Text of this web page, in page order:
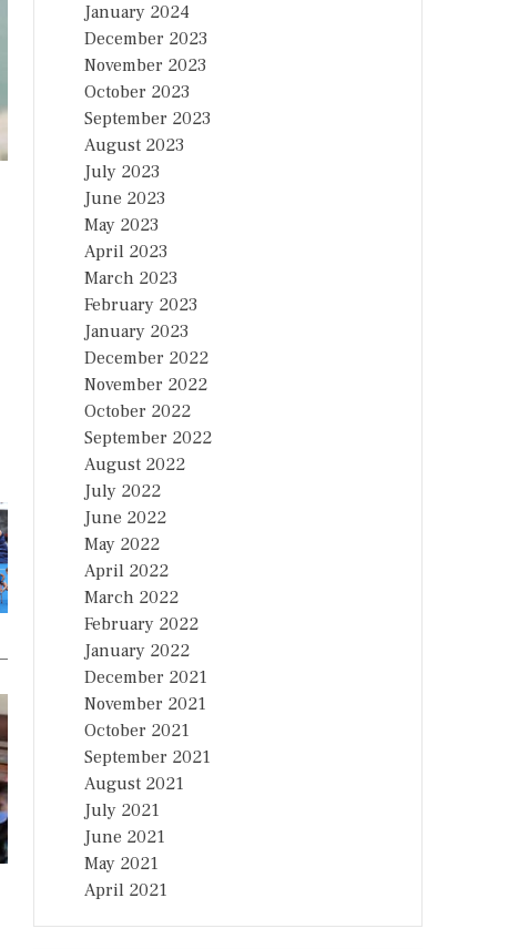
January 2024
December 2023
November 2023
October 2023
September 2023
August 2023
July 2023
June 2023
May 2023
April 2023
March 2023
February 2023
January 2023
December 2022
November 2022
October 2022
September 2022
August 2022
July 2022
June 2022
May 2022
April 2022
March 2022
February 2022
January 2022
December 2021
November 2021
October 2021
September 2021
August 2021
July 2021
June 2021
May 2021
April 2021